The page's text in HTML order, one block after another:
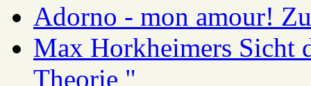
Adorno - mon amour!
Max Horkheimers Sicht
Theorie "